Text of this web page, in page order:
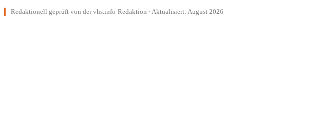
Redaktionell geprüft von der vhs.info-Redaktion · Aktualisiert: August 2026